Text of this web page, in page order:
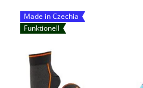
Made in Czechia
Funktionell